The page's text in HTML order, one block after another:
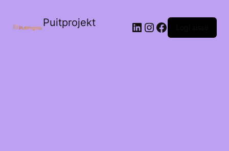
Puitprojekt LinkedIn
Instagram
Facebook